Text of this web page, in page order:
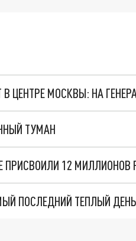
ЦЕНТРЕ МОСКВЫ: НА
ТУМАН
ПРИСВОИЛИ 12 МИЛЛИОНОВ
ПОСЛЕДНИЙ ТЕПЛЫЙ